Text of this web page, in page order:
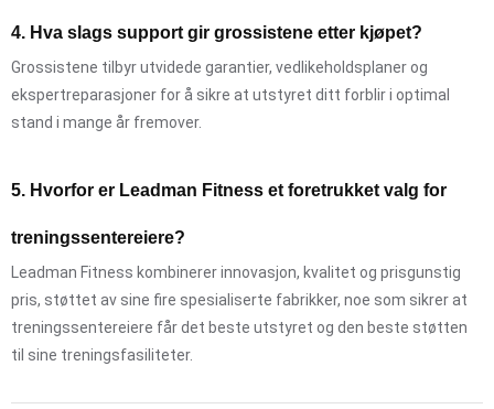
4. Hva slags support gir grossistene etter kjøpet?
Grossistene tilbyr utvidede garantier, vedlikeholdsplaner og
ekspertreparasjoner for å sikre at utstyret ditt forblir i optimal
stand i mange år fremover.
5. Hvorfor er Leadman Fitness et foretrukket valg for
treningssentereiere?
Leadman Fitness kombinerer innovasjon, kvalitet og prisgunstig
pris, støttet av sine fire spesialiserte fabrikker, noe som sikrer at
treningssentereiere får det beste utstyret og den beste støtten
til sine treningsfasiliteter.